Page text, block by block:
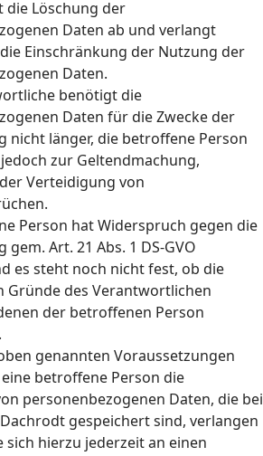
die Löschung der
Daten ab und verlangt
Einschränkung der Nutzung der
Daten.
benötigt die
Daten für die Zwecke der
nicht länger, die betroffene Person
zur Geltendmachung,
Verteidigung von
Person hat Widerspruch gegen die
Art. 21 Abs. 1 DS-GVO
es steht noch nicht fest, ob die
Gründe des Verantwortlichen
der betroffenen Person
genannten Voraussetzungen
betroffene Person die
personenbezogenen Daten, die bei
gespeichert sind, verlangen
sich hierzu jederzeit an einen